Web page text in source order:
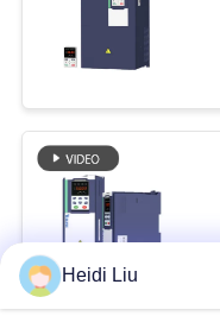
Heidi Liu